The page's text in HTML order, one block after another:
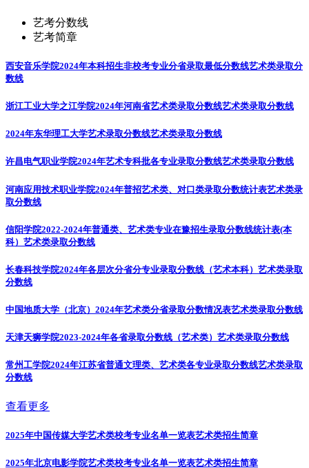
艺考分数线
艺考简章
西安音乐学院2024年本科招生非校考专业分省录取最低分数线艺术类录取分
数线
浙江工业大学之江学院2024年河南省艺术类录取分数线艺术类录取分数线
2024年东华理工大学艺术录取分数线艺术类录取分数线
许昌电气职业学院2024年艺术专科批各专业录取分数线艺术类录取分数线
河南应用技术职业学院2024年普招艺术类、对口类录取分数统计表艺术类录
取分数线
信阳学院2022-2024年普通类、艺术类专业在豫招生录取分数线统计表(本
科） 艺术类录取分数线
长春科技学院2024年各层次分省分专业录取分数线（艺术本科） 艺术类录取
分数线
中国地质大学（北京）2024年艺术类分省录取分数情况表艺术类录取分数线
天津天狮学院2023-2024年各省录取分数线（艺术类） 艺术类录取分数线
常州工学院2024年江苏省普通文理类、艺术类各专业录取分数线艺术类录取
分数线
查看更多
2025年中国传媒大学艺术类校考专业名单一览表艺术类招生简章
2025年北京电影学院艺术类校考专业名单一览表艺术类招生简章